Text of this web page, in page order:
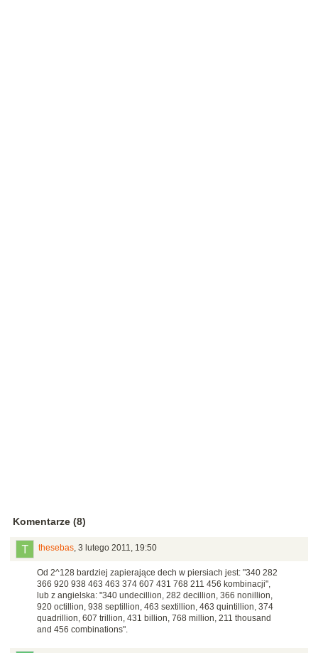
Komentarze (8)
thesebas, 3 lutego 2011, 19:50
Od 2^128 bardziej zapierające dech w piersiach jest: "340 282
366 920 938 463 463 374 607 431 768 211 456 kombinacji",
lub z angielska: "340 undecillion, 282 decillion, 366 nonillion,
920 octillion, 938 septillion, 463 sextillion, 463 quintillion, 374
quadrillion, 607 trillion, 431 billion, 768 million, 211 thousand
and 456 combinations".